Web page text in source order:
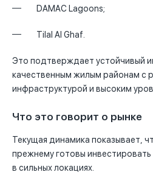
DAMAC Lagoons;
Tilal Al Ghaf.
Это подтверждает устойчивый
качественным жилым районам с
инфраструктурой и высоким
Что это говорит о рынке
Текущая динамика показывает,
прежнему готовы
в сильных локациях.